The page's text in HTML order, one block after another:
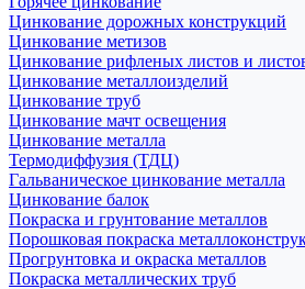
Цинкование дорожных конструкций
Цинкование метизов
Цинкование рифленых листов и
Цинкование металлоизделий
Цинкование труб
Цинкование мачт освещения
Цинкование металла
Термодиффузия (ТДЦ)
Гальваническое цинкование металла
Цинкование балок
Покраска и грунтование металлов
Порошковая покраска
Прогрунтовка и окраска металлов
Покраска металлических труб